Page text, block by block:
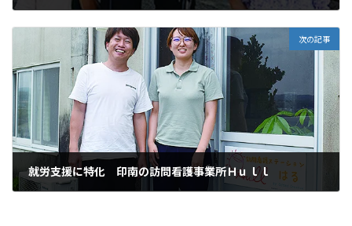
次の記事
就労支援に特化 印南の訪問看護事業所Ｈｕｌｌ